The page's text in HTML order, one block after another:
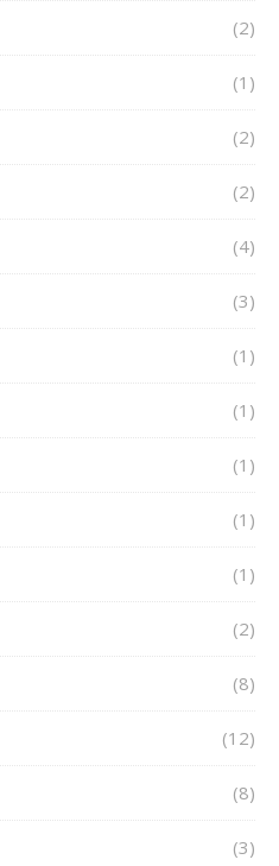
(2)
(1)
(2)
(2)
(4)
(3)
(1)
(1)
(1)
(1)
(1)
(2)
(8)
(12)
(8)
(3)